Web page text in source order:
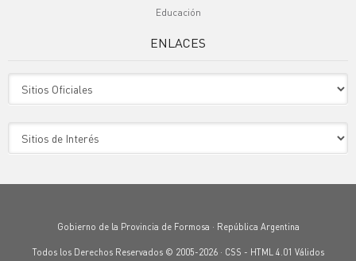
Educación
ENLACES
Gobierno de la Provincia de Formosa · República Argentina
Todos los Derechos Reservados © 2005-2026 · CSS - HTML 4.01 Válidos